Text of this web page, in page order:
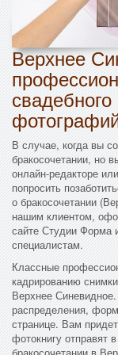
Верхнее
В случае, когда вы
бракосочетании, но
онлайн-редакторе
попросить
о бракосочетании
нашим клиентом,
сайте Студии Форма
специалистам.
Классные
кадрированию
Верхнее
распределения,
странице. Вам
фотокнигу отправят